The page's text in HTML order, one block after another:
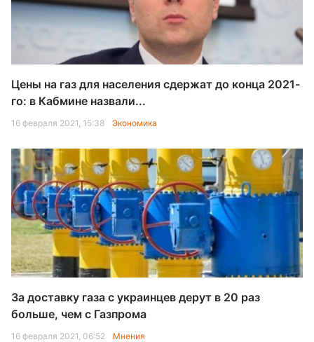
Цены на газ для населения сдержат до конца 2021-
го: в Кабмине назвали...
16 февраля 2021, 15:38 Экономика
За доставку газа с украинцев дерут в 20 раз
больше, чем с Газпрома
16 февраля 2021, 06:52 Мнения